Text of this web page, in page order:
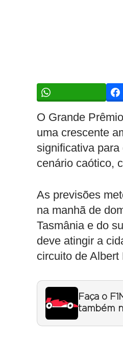
O Grande
uma crescente
significativa
cenário caótico,
As previsões
na manhã de
Tasmânia e do
deve atingir a
circuito de Albert
Faça o
também